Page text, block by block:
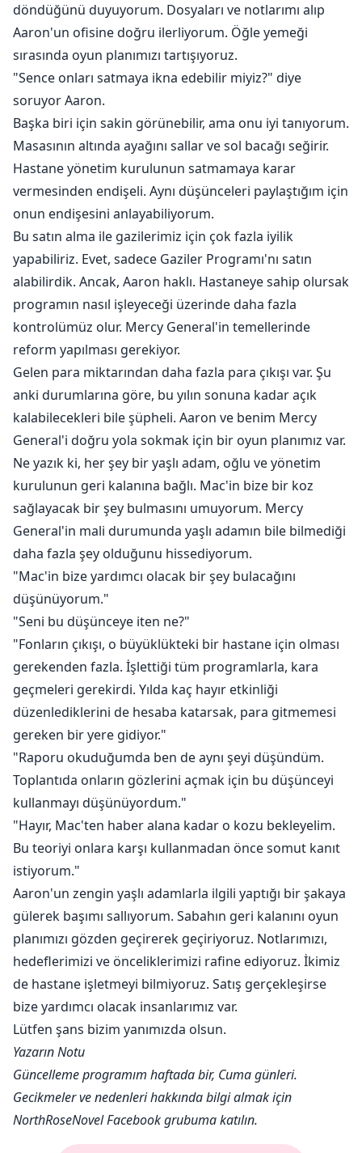
döndüğünü duyuyorum. Dosyaları ve notlarımı alıp
Aaron'un ofisine doğru ilerliyorum. Öğle yemeği
sırasında oyun planımızı tartışıyoruz.
"Sence onları satmaya ikna edebilir miyiz?" diye
soruyor Aaron.
Başka biri için sakin görünebilir, ama onu iyi tanıyorum.
Masasının altında ayağını sallar ve sol bacağı seğirir.
Hastane yönetim kurulunun satmamaya karar
vermesinden endişeli. Aynı düşünceleri paylaştığım için
onun endişesini anlayabiliyorum.
Bu satın alma ile gazilerimiz için çok fazla iyilik
yapabiliriz. Evet, sadece Gaziler Programı'nı satın
alabilirdik. Ancak, Aaron haklı. Hastaneye sahip olursak
programın nasıl işleyeceği üzerinde daha fazla
kontrolümüz olur. Mercy General'in temellerinde
reform yapılması gerekiyor.
Gelen para miktarından daha fazla para çıkışı var. Şu
anki durumlarına göre, bu yılın sonuna kadar açık
kalabilecekleri bile şüpheli. Aaron ve benim Mercy
General'i doğru yola sokmak için bir oyun planımız var.
Ne yazık ki, her şey bir yaşlı adam, oğlu ve yönetim
kurulunun geri kalanına bağlı. Mac'in bize bir koz
sağlayacak bir şey bulmasını umuyorum. Mercy
General'in mali durumunda yaşlı adamın bile bilmediği
daha fazla şey olduğunu hissediyorum.
"Mac'in bize yardımcı olacak bir şey bulacağını
düşünüyorum."
"Seni bu düşünceye iten ne?"
"Fonların çıkışı, o büyüklükteki bir hastane için olması
gerekenden fazla. İşlettiği tüm programlarla, kara
geçmeleri gerekirdi. Yılda kaç hayır etkinliği
düzenlediklerini de hesaba katarsak, para gitmemesi
gereken bir yere gidiyor."
"Raporu okuduğumda ben de aynı şeyi düşündüm.
Toplantıda onların gözlerini açmak için bu düşünceyi
kullanmayı düşünüyordum."
"Hayır, Mac'ten haber alana kadar o kozu bekleyelim.
Bu teoriyi onlara karşı kullanmadan önce somut kanıt
istiyorum."
Aaron'un zengin yaşlı adamlarla ilgili yaptığı bir şakaya
gülerek başımı sallıyorum. Sabahın geri kalanını oyun
planımızı gözden geçirerek geçiriyoruz. Notlarımızı,
hedeflerimizi ve önceliklerimizi rafine ediyoruz. İkimiz
de hastane işletmeyi bilmiyoruz. Satış gerçekleşirse
bize yardımcı olacak insanlarımız var.
Lütfen şans bizim yanımızda olsun.
Yazarın Notu
Güncelleme programım haftada bir, Cuma günleri.
Gecikmeler ve nedenleri hakkında bilgi almak için
NorthRoseNovel Facebook grubuma katılın.